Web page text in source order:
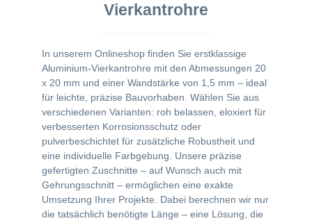
Vierkantrohre
In unserem Onlineshop finden Sie erstklassige
Aluminium-Vierkantrohre mit den Abmessungen 20
x 20 mm und einer Wandstärke von 1,5 mm – ideal
für leichte, präzise Bauvorhaben. Wählen Sie aus
verschiedenen Varianten: roh belassen, eloxiert für
verbesserten Korrosionsschutz oder
pulverbeschichtet für zusätzliche Robustheit und
eine individuelle Farbgebung. Unsere präzise
gefertigten Zuschnitte – auf Wunsch auch mit
Gehrungsschnitt – ermöglichen eine exakte
Umsetzung Ihrer Projekte. Dabei berechnen wir nur
die tatsächlich benötigte Länge – eine Lösung, die